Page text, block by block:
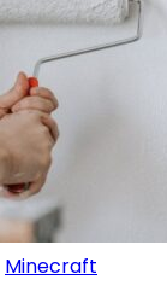
Minecraft